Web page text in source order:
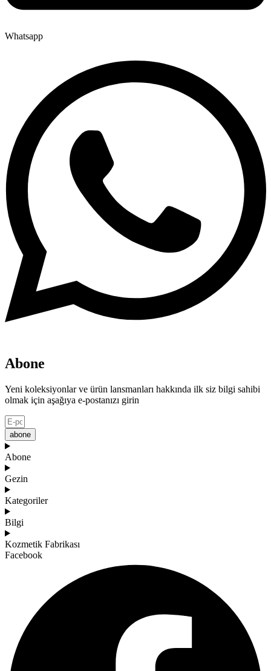
Whatsapp
Abone
Yeni koleksiyonlar ve ürün lansmanları hakkında ilk siz bilgi sahibi
olmak için aşağıya e-postanızı girin
abone
Abone
Gezin
Kategoriler
Bilgi
Kozmetik Fabrikası
Facebook